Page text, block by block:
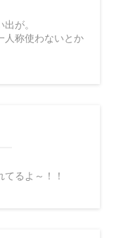
が。
人称使わないとか
るよ～！！